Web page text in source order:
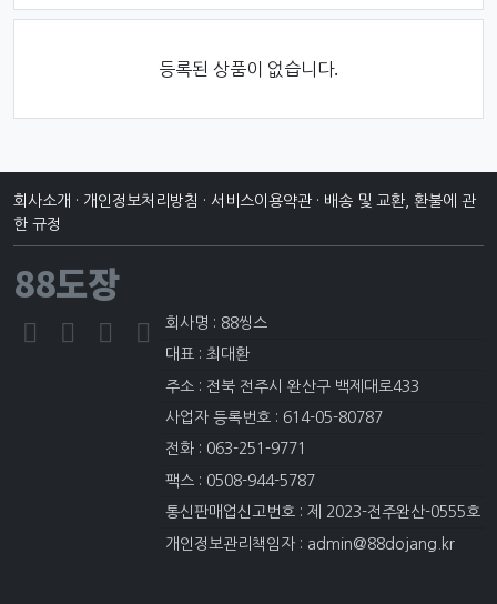
등록된 상품이 없습니다.
회사소개 · 개인정보처리방침 · 서비스이용약관 · 배송 및 교환, 환불에 관
한 규정
88도장
회사명 : 88씽스
대표 : 최대환
주소 : 전북 전주시 완산구 백제대로433
사업자 등록번호 : 614-05-80787
전화 : 063-251-9771
팩스 : 0508-944-5787
통신판매업신고번호 : 제 2023-전주완산-0555호
개인정보관리책임자 : admin@88dojang.kr